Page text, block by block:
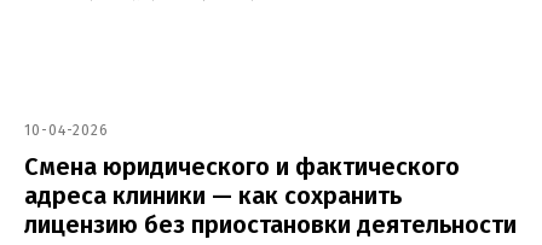
10-04-2026
Смена юридического и фактического
адреса клиники — как сохранить
лицензию без приостановки деятельности